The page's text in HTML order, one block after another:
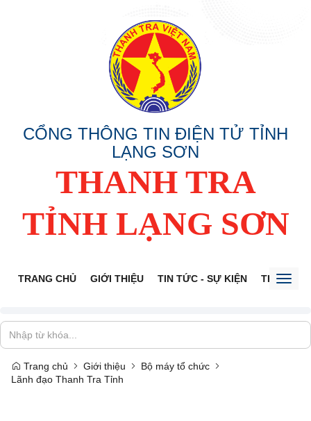
CỔNG THÔNG TIN ĐIỆN TỬ TỈNH
LẠNG SƠN
THANH TRA
TỈNH LẠNG SƠN
TRANG CHỦ GIỚI THIỆU TIN TỨC - SỰ KIỆN THÔNG
Trang chủ Giới thiệu
Bộ máy tổ chức
Lãnh đạo Thanh Tra Tỉnh